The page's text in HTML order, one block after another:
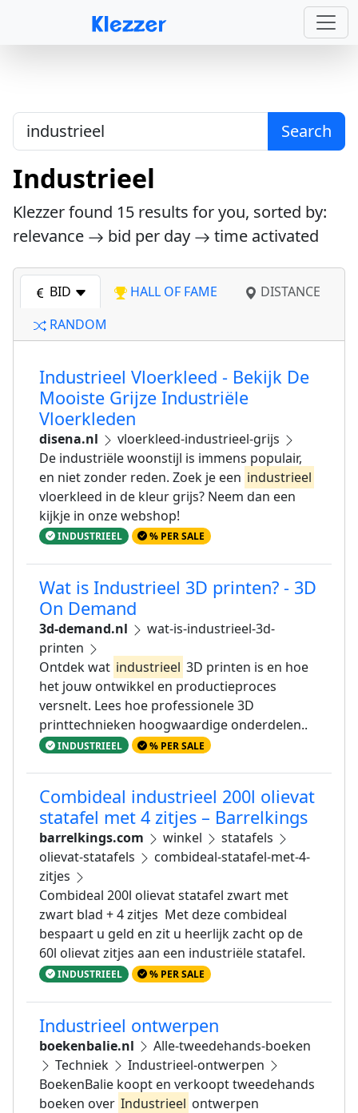
Search
Industrieel
Klezzer found 15 results for you, sorted by:
relevance
bid per day time activated
BID HALL OF FAME
DISTANCE
RANDOM
Industrieel Vloerkleed - Bekijk De
Mooiste Grijze Industriële
Vloerkleden
disena.nl
vloerkleed-industrieel-grijs
De industriële woonstijl is immens populair,
en niet zonder reden. Zoek je een industrieel
vloerkleed in de kleur grijs? Neem dan een
kijkje in onze webshop!
INDUSTRIEEL % PER SALE
Wat is Industrieel 3D printen? - 3D
On Demand
3d-demand.nl
wat-is-industrieel-3d-
printen
Ontdek wat industrieel 3D printen is en hoe
het jouw ontwikkel en productieproces
versnelt. Lees hoe professionele 3D
printtechnieken hoogwaardige onderdelen..
INDUSTRIEEL % PER SALE
Combideal industrieel 200l olievat
statafel met 4 zitjes – Barrelkings
barrelkings.com winkel
statafels
olievat-statafels
combideal-statafel-met-4-
zitjes
Combideal 200l olievat statafel zwart met
zwart blad + 4 zitjes Met deze combideal
bespaart u geld en zit u heerlijk zacht op de
60l olievat zitjes aan een industriële statafel.
INDUSTRIEEL % PER SALE
Industrieel ontwerpen
boekenbalie.nl
Alle-tweedehands-boeken
Techniek
Industrieel-ontwerpen
BoekenBalie koopt en verkoopt tweedehands
boeken over Industrieel ontwerpen